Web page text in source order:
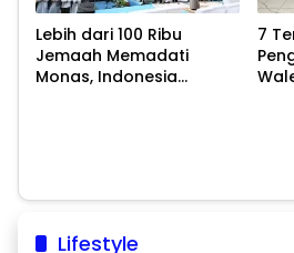
Lebih dari 100 Ribu
Jemaah Memadati
Monas, Indonesia
7
Lifestyle